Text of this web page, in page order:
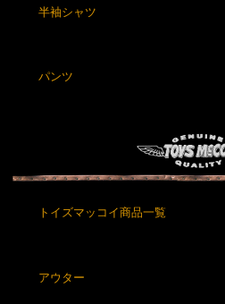
半袖シャツ
パンツ
トイズマッコイ商品一覧
アウター